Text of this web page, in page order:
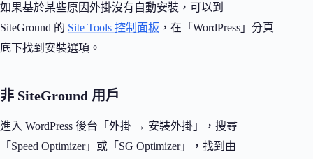
如果基於某些原因外掛沒有自動安裝，可以到
SiteGround 的 Site Tools 控制面板 ，在「WordPress」分頁
底下找到安裝選項。
非 SiteGround 用戶
進入 WordPress 後台「外掛 → 安裝外掛」，搜尋
「Speed Optimizer」或「SG Optimizer」，找到由